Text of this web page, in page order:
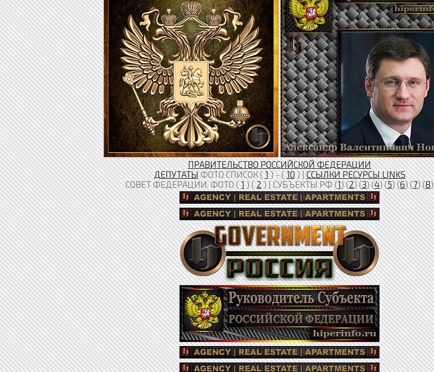
ПРАВИТЕЛЬСТВО РОССИЙСКОЙ ФЕДЕРАЦИИ
ДЕПУТАТЫФОТО СПИСОК (1) - (10) |ССЫЛКИ РЕСУРСЫ LINKS
СОВЕТ ФЕДЕРАЦИИ. ФОТО (1) (2) | СУБЪЕКТЫ РФ (1) (2) (3) (4) (5) (6) (7) (8)